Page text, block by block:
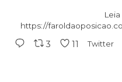
https://
3 11 Twitter